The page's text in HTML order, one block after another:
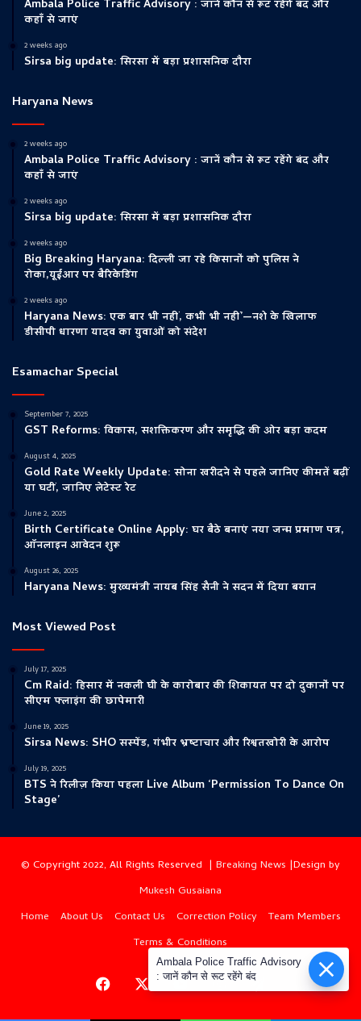
Ambala Police Traffic Advisory : जानें कौन से रूट रहेंगे बंद और
कहाँ से जाएं
2 weeks ago
Sirsa big update: सिरसा में बड़ा प्रशासनिक दौरा
Haryana News
2 weeks ago
Ambala Police Traffic Advisory : जानें कौन से रूट रहेंगे बंद और
कहाँ से जाएं
2 weeks ago
Sirsa big update: सिरसा में बड़ा प्रशासनिक दौरा
2 weeks ago
Big Breaking Haryana: दिल्ली जा रहे किसानों को पुलिस ने
रोका,यूईआर पर बैरिकेडिंग
2 weeks ago
Haryana News: एक बार भी नहीं, कभी भी नहीं’—नशे के खिलाफ
डीसीपी धारणा यादव का युवाओं को संदेश
Esamachar Special
September 7, 2025
GST Reforms: विकास, सशक्तिकरण और समृद्धि की ओर बड़ा कदम
August 4, 2025
Gold Rate Weekly Update: सोना खरीदने से पहले जानिए कीमतें बढ़ीं
या घटीं, जानिए लेटेस्ट रेट
June 2, 2025
Birth Certificate Online Apply: घर बैठे बनाएं नया जन्म प्रमाण पत्र,
ऑनलाइन आवेदन शुरू
August 26, 2025
Haryana News: मुख्यमंत्री नायब सिंह सैनी ने सदन में दिया बयान
Most Viewed Post
July 17, 2025
Cm Raid: हिसार में नकली घी के कारोबार की शिकायत पर दो दुकानों पर
सीएम फ्लाइंग की छापेमारी
June 19, 2025
Sirsa News: SHO सस्पेंड, गंभीर भ्रष्टाचार और रिश्वतखोरी के आरोप
July 19, 2025
BTS ने रिलीज़ किया पहला Live Album ‘Permission To Dance On
Stage’
© Copyright 2022, All Rights Reserved | Breaking News |Design by
Mukesh Gusaiana
Home
About Us Contact Us Correction Policy
Team Members
Terms & Conditions
Facebook
X YouTubeInstagramTelegram
Ambala Police Traffic Advisory
: जानें कौन से रूट रहेंगे बंद